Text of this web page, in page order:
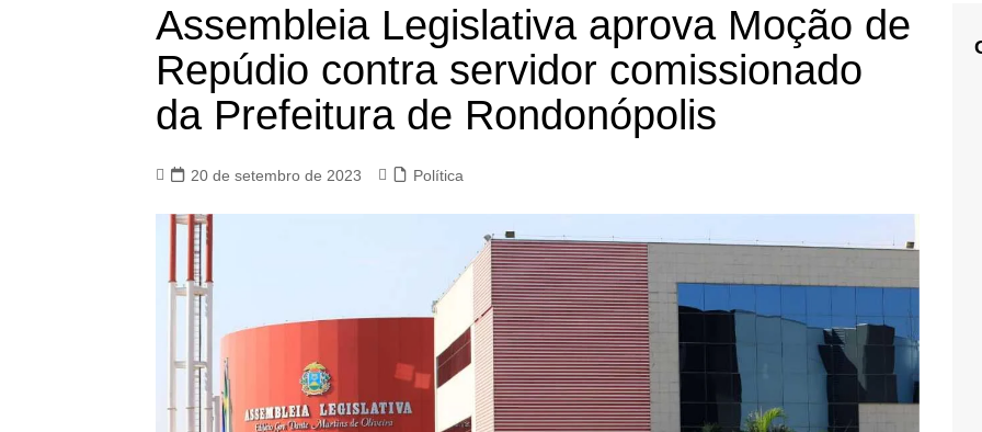
Assembleia Legislativa aprova Moção de
Repúdio contra servidor comissionado
da Prefeitura de Rondonópolis
20 de setembro de 2023 Política